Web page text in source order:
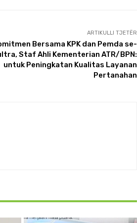
ARTIKULLI TJETËR
Bersama KPK dan Pemda se-
Staf Ahli Kementerian ATR/BPN:
untuk Peningkatan Kualitas Layanan
Pertanahan